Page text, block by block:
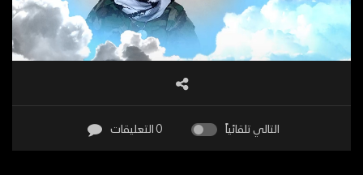
التالي تلقائياً 0 التعليقات